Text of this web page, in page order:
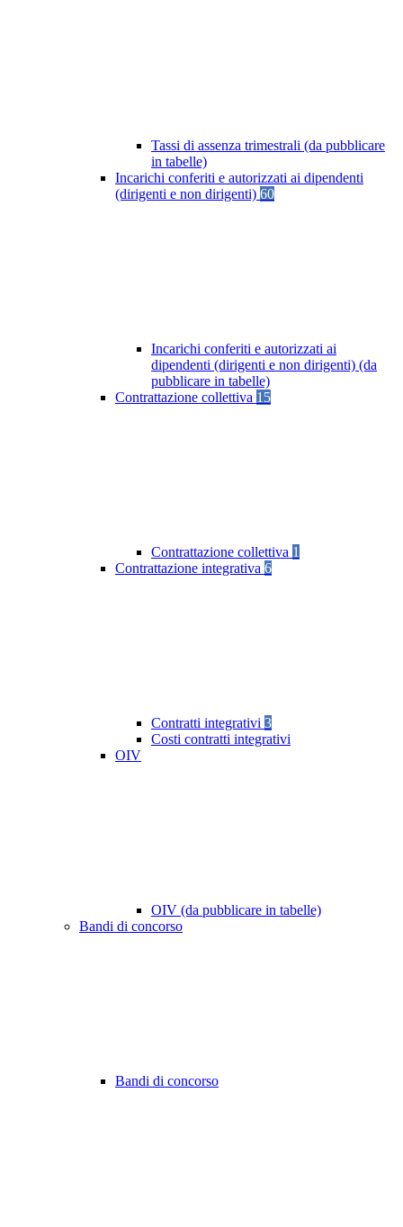
Tassi di assenza trimestrali (da pubblicare
in tabelle)
Incarichi conferiti e autorizzati ai dipendenti
(dirigenti e non dirigenti) 60
Incarichi conferiti e autorizzati ai
dipendenti (dirigenti e non dirigenti) (da
pubblicare in tabelle)
Contrattazione collettiva 15
Contrattazione collettiva 1
Contrattazione integrativa 6
Contratti integrativi 3
Costi contratti integrativi
OIV
OIV (da pubblicare in tabelle)
Bandi di concorso
Bandi di concorso